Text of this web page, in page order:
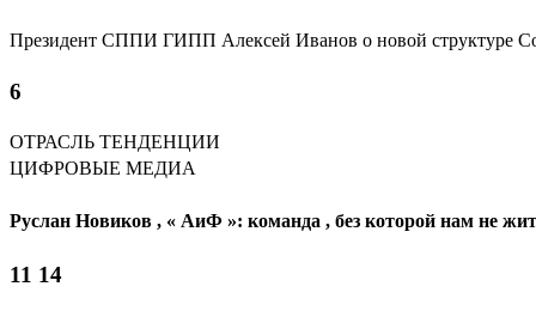
Президент СППИ ГИПП Алексей Иванов о новой структуре
6
ОТРАСЛЬ ТЕНДЕНЦИИ
ЦИФРОВЫЕ МЕДИА
Руслан Новиков , « АиФ »: команда , без которой нам не
11 14